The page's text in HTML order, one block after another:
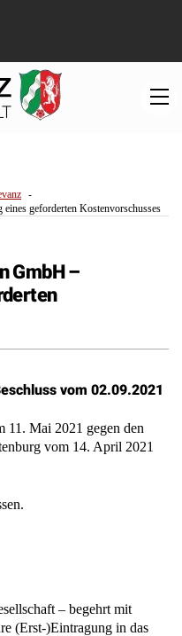
geforderten Kostenvorschusses
GmbH –
vom 02.09.2021
11. Mai 2021 gegen den
vom 14. April 2021
– begehrt mit
(Erst-)Eintragung in das